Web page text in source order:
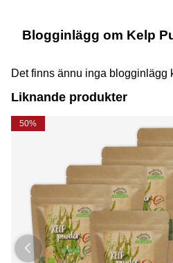
Blogginlägg om Kelp
Det finns ännu inga blogginlägg
Liknande produkter
50%